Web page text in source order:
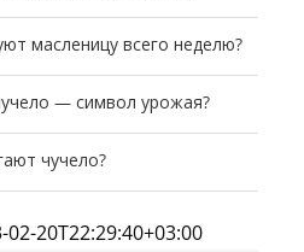
масленицу всего неделю?
— символ урожая?
чучело?
02-20T22:29:40+03:00